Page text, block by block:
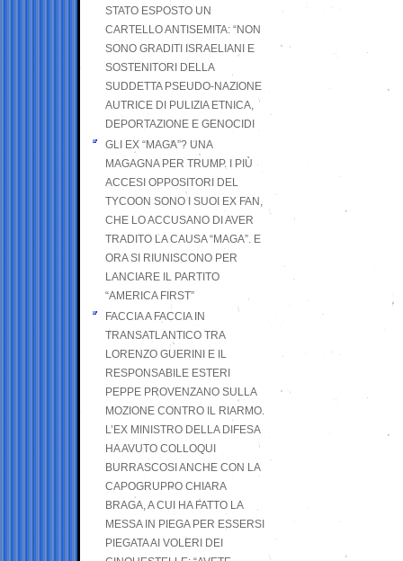
STATO ESPOSTO UN
CARTELLO ANTISEMITA: “NON
SONO GRADITI ISRAELIANI E
SOSTENITORI DELLA
SUDDETTA PSEUDO-NAZIONE
AUTRICE DI PULIZIA ETNICA,
DEPORTAZIONE E GENOCIDI
GLI EX “MAGA”? UNA
MAGAGNA PER TRUMP. I PIÙ
ACCESI OPPOSITORI DEL
TYCOON SONO I SUOI EX FAN,
CHE LO ACCUSANO DI AVER
TRADITO LA CAUSA “MAGA”. E
ORA SI RIUNISCONO PER
LANCIARE IL PARTITO
“AMERICA FIRST”
FACCIA A FACCIA IN
TRANSATLANTICO TRA
LORENZO GUERINI E IL
RESPONSABILE ESTERI
PEPPE PROVENZANO SULLA
MOZIONE CONTRO IL RIARMO.
L’EX MINISTRO DELLA DIFESA
HA AVUTO COLLOQUI
BURRASCOSI ANCHE CON LA
CAPOGRUPPO CHIARA
BRAGA, A CUI HA FATTO LA
MESSA IN PIEGA PER ESSERSI
PIEGATA AI VOLERI DEI